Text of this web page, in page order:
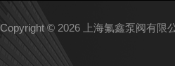
Copyright © 2026 上海氟鑫泵阀有限